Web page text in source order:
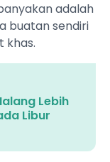
adalah
buatan sendiri
khas.
Lebih
Libur